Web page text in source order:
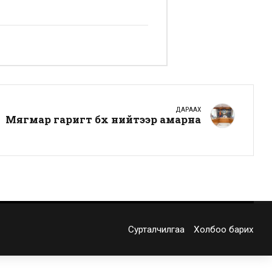
ДАРААХ
Мягмар гаригт бүх нийтээр амарна
Сурталчилгаа Холбоо барих